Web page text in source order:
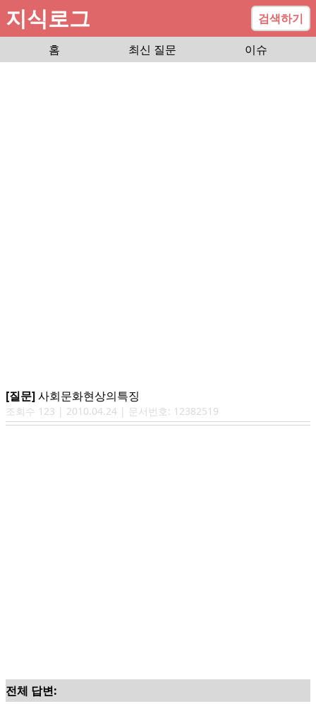
지식로그
검색하기
홈
최신 질문 이슈
[질문]사회문화현상의특징
조회수 123 | 2010.04.24 | 문서번호: 12382519
전체 답변: